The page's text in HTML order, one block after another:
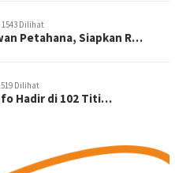
1543 Dilihat
Petahana, Siapkan R…
Dilihat
Hadir di 102 Titi…